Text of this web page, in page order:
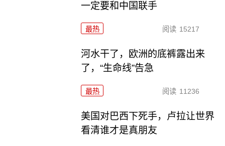
一定要和中国联手
最热 阅读 15217
河水干了，欧洲的底裤露出来
了，“生命线”告急
最热 阅读 11236
美国对巴西下死手，卢拉让世界
看清谁才是真朋友